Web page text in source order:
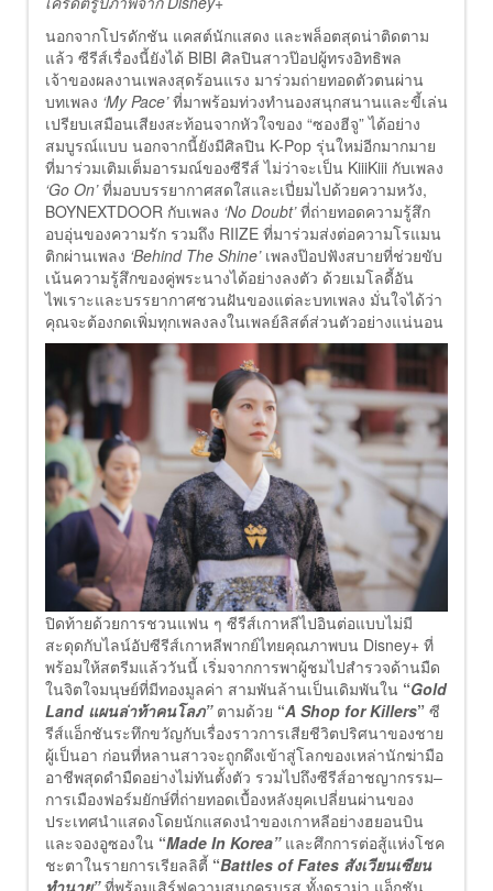
นอกจากโปรดักชัน แคสต์นักแสดง และพล็อตสุดน่าติดตาม
แล้ว ซีรีส์เรื่องนี้ยังได้ BIBI ศิลปินสาวป๊อปผู้ทรงอิทธิพล
เจ้าของผลงานเพลงสุดร้อนแรง มาร่วมถ่ายทอดตัวตนผ่าน
บทเพลง ‘My Pace’ที่มาพร้อมท่วงทำนองสนุกสนานและขี้เล่น
เปรียบเสมือนเสียงสะท้อนจากหัวใจของ “ซองฮีจู” ได้อย่าง
สมบูรณ์แบบ นอกจากนี้ยังมีศิลปิน K-Pop รุ่นใหม่อีกมากมาย
ที่มาร่วมเติมเต็มอารมณ์ของซีรีส์ ไม่ว่าจะเป็น KiiiKiii กับเพลง
‘Go On’ที่มอบบรรยากาศสดใสและเปี่ยมไปด้วยความหวัง,
BOYNEXTDOOR กับเพลง ‘No Doubt’ที่ถ่ายทอดความรู้สึก
อบอุ่นของความรัก รวมถึง RIIZE ที่มาร่วมส่งต่อความโรแมน
ติกผ่านเพลง ‘Behind The Shine’ เพลงป๊อปฟังสบายที่ช่วยขับ
เน้นความรู้สึกของคู่พระนางได้อย่างลงตัว ด้วยเมโลดี้อัน
ไพเราะและบรรยากาศชวนฝันของแต่ละบทเพลง มั่นใจได้ว่า
คุณจะต้องกดเพิ่มทุกเพลงลงในเพลย์ลิสต์ส่วนตัวอย่างแน่นอน
ปิดท้ายด้วยการชวนแฟน ๆ ซีรีส์เกาหลีไปอินต่อแบบไม่มี
สะดุดกับไลน์อัปซีรีส์เกาหลีพากย์ไทยคุณภาพบน Disney+ ที่
พร้อมให้สตรีมแล้ววันนี้ เริ่มจากการพาผู้ชมไปสำรวจด้านมืด
ในจิตใจมนุษย์ที่มีทองมูลค่า สามพันล้านเป็นเดิมพันใน “Gold
Land แผนล่าท้าคนโลภ”ตามด้วย “A Shop for Killers” ซี
รีส์แอ็กชันระทึกขวัญกับเรื่องราวการเสียชีวิตปริศนาของชาย
ผู้เป็นอา ก่อนที่หลานสาวจะถูกดึงเข้าสู่โลกของเหล่านักฆ่ามือ
อาชีพสุดดำมืดอย่างไม่ทันตั้งตัว รวมไปถึงซีรีส์อาชญากรรม–
การเมืองฟอร์มยักษ์ที่ถ่ายทอดเบื้องหลังยุคเปลี่ยนผ่านของ
ประเทศนำแสดงโดยนักแสดงนำของเกาหลีอย่างฮยอนบิน
และจองอูซองใน “Made In Korea”และศึกการต่อสู้แห่งโชค
ชะตาในรายการเรียลลิตี้ “Battles of Fates สังเวียนเซียน